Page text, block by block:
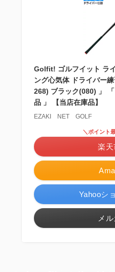
Golfit! ゴルフイット ラ
ング心気体 ドライバー
268) ブラック(080) 」
品 」 【当店在庫品】
EZAKI NET GOLF
＼ポイント
楽
Yahooシ
メ